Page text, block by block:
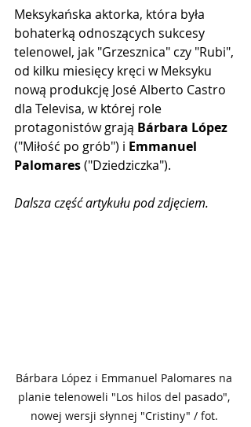
Meksykańska aktorka, która była
bohaterką odnoszących sukcesy
telenowel, jak "Grzesznica" czy "Rubi",
od kilku miesięcy kręci w Meksyku
nową produkcję José Alberto Castro
dla Televisa, w której role
protagonistów grają Bárbara López
("Miłość po grób") i Emmanuel
Palomares ("Dziedziczka").
Dalsza część artykułu pod zdjęciem.
Bárbara López i Emmanuel Palomares na
planie telenoweli "Los hilos del pasado",
nowej wersji słynnej "Cristiny" / fot.